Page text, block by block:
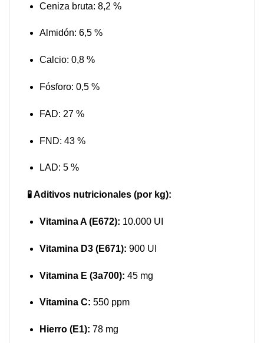
Ceniza bruta: 8,2 %
Almidón: 6,5 %
Calcio: 0,8 %
Fósforo: 0,5 %
FAD: 27 %
FND: 43 %
LAD: 5 %
🧪 Aditivos nutricionales (por kg):
Vitamina A (E672): 10.000 UI
Vitamina D3 (E671): 900 UI
Vitamina E (3a700): 45 mg
Vitamina C: 550 ppm
Hierro (E1): 78 mg